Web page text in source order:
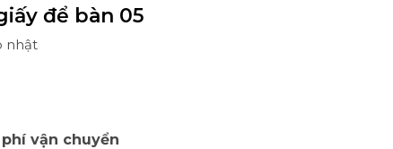
để bàn 05
nhật
vận chuyển